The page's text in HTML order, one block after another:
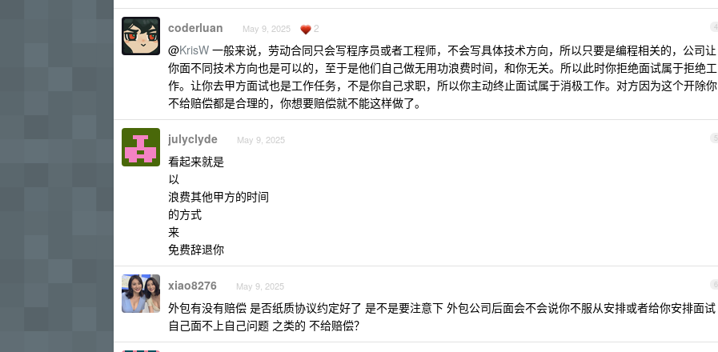
4
coderluan May 9, 2025 2
@KrisW 一般来说，劳动合同只会写程序员或者工程师，不会写具体技术方向，所以只要是编程相关的，公司让
你面不同技术方向也是可以的，至于是他们自己做无用功浪费时间，和你无关。所以此时你拒绝面试属于拒绝工
作。让你去甲方面试也是工作任务，不是你自己求职，所以你主动终止面试属于消极工作。对方因为这个开除你
不给赔偿都是合理的，你想要赔偿就不能这样做了。
5
julyclyde May 9, 2025
看起来就是
以
浪费其他甲方的时间
的方式
来
免费辞退你
6
xiao8276 May 9, 2025
外包有没有赔偿 是否纸质协议约定好了 是不是要注意下 外包公司后面会不会说你不服从安排或者给你安排面试
自己面不上自己问题 之类的 不给赔偿？